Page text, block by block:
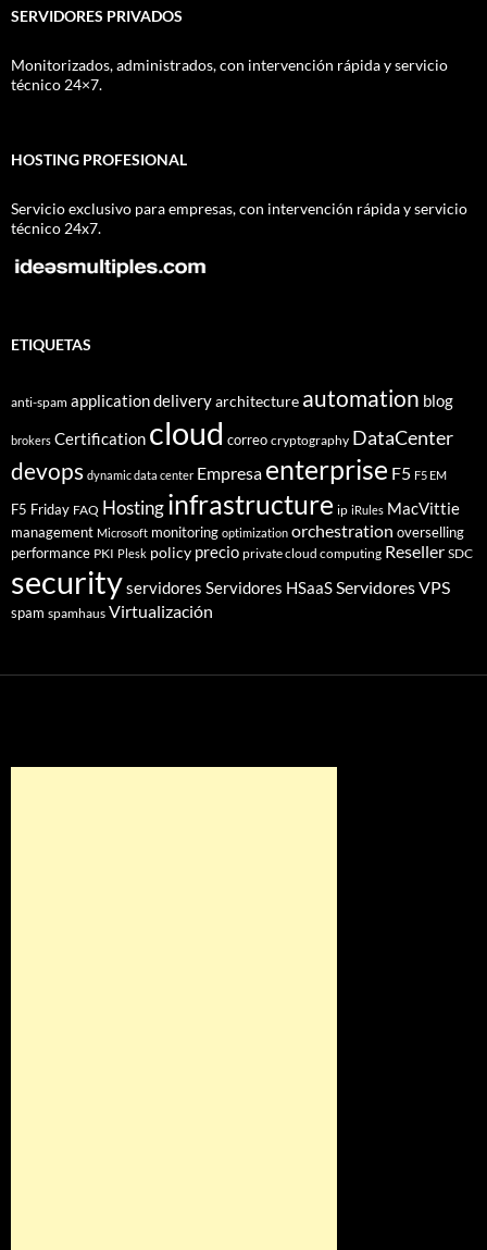
SERVIDORES PRIVADOS
Monitorizados, administrados, con intervención rápida y servicio
técnico 24×7.
HOSTING PROFESIONAL
Servicio exclusivo para empresas, con intervención rápida y servicio
técnico 24x7.
ETIQUETAS
anti-spam application deliveryarchitecture automation blog
brokers Certification cloud correo cryptography DataCenter
devops dynamic data center Empresa enterprise F5 F5 EM
F5 Friday FAQ Hostinginfrastructure ip iRules MacVittie
management Microsoft monitoring optimization orchestration overselling
performance PKI Plesk policy precio private cloud computing Reseller SDC
securityservidores Servidores HSaaSServidores VPS
spam spamhaus Virtualización